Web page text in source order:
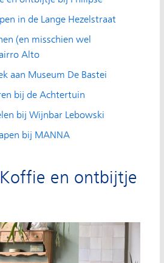
in de Lange Hezelstraat
(en misschien wel
Alto
aan Museum De Bastei
bij de Achtertuin
bij Wijnbar Lebowski
bij MANNA
en ontbijtje